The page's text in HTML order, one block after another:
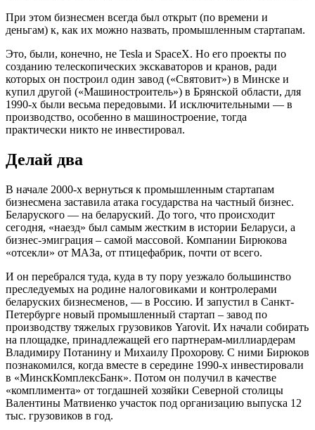
При этом бизнесмен всегда был открыт (по времени и
деньгам) к, как их можно назвать, промышленным стартапам.
Это, были, конечно, не Tesla и SpaceX. Но его проекты по
созданию телескопических экскаваторов и кранов, ради
которых он построил один завод («Святовит») в Минске и
купил другой («Машиностроитель») в Брянской области, для
1990-х были весьма передовыми. И исключительными — в
производство, особенно в машиностроение, тогда
практически никто не инвестировал.
Делай два
В начале 2000-х вернуться к промышленным стартапам
бизнесмена заставила атака государства на частный бизнес.
Беларуского — на беларуский. До того, что происходит
сегодня, «наезд» был самым жестким в истории Беларуси, а
бизнес-эмиграция – самой массовой. Компании Бирюкова
«отсекли» от МАЗа, от птицефабрик, почти от всего.
И он перебрался туда, куда в ту пору уезжало большинство
преследуемых на родине налоговиками и контролерами
беларуских бизнесменов, — в Россию. И запустил в Санкт-
Петербурге новый промышленный стартап – завод по
производству тяжелых грузовиков Yarovit. Их начали собирать
на площадке, принадлежащей его партнерам-миллиардерам
Владимиру Потанину и Михаилу Прохорову. С ними Бирюков
познакомился, когда вместе в середине 1990-х инвестировали
в «МинскКомплексБанк». Потом он получил в качестве
«комплимента» от тогдашней хозяйки Северной столицы
Валентины Матвиенко участок под организацию выпуска 12
тыс. грузовиков в год.